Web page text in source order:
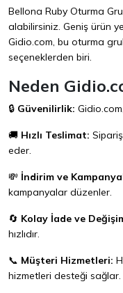
Bellona Ruby Oturma
alabilirsiniz. Geniş ürün
Gidio.com, bu oturma
seçeneklerden biri.
Neden
🔒 Güvenilirlik: Gidio.com
🚚 Hızlı Teslimat:
eder.
💸 İndirim ve
kampanyalar düzenler.
🔄 Kolay İade ve
hızlıdır.
📞 Müşteri Hizmetleri:
hizmetleri desteği sağlar.